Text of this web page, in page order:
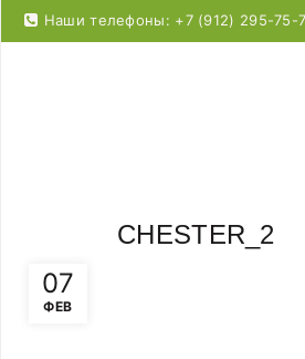
Наши телефоны: +7 (912) 295-75-
07
ФЕВ
CHESTER_2